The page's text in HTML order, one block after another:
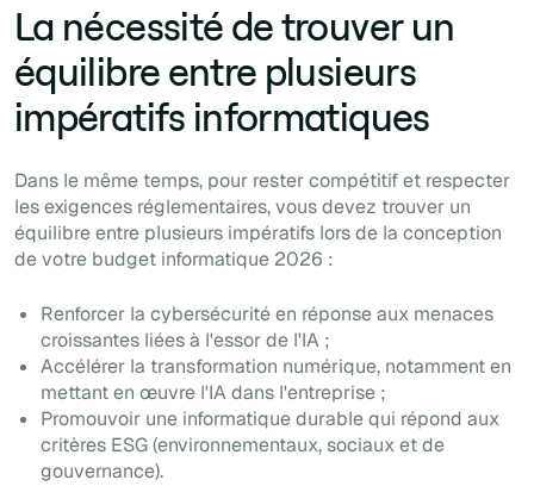
La nécessité de trouver un
équilibre entre plusieurs
impératifs informatiques
Dans le même temps, pour rester compétitif et respecter
les exigences réglementaires, vous devez trouver un
équilibre entre plusieurs impératifs lors de la conception
de votre budget informatique 2026 :
Renforcer la cybersécurité en réponse aux menaces
croissantes liées à l'essor de l'IA ;
Accélérer la transformation numérique, notamment en
mettant en œuvre l'IA dans l'entreprise ;
Promouvoir une informatique durable qui répond aux
critères ESG (environnementaux, sociaux et de
gouvernance).